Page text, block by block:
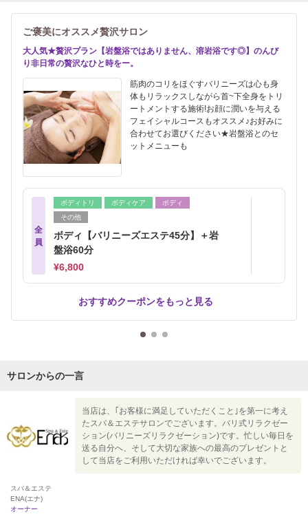
ご褒美にオススメ贅沢サロン
大人気★贅沢プラン【岩盤浴ではありません、溶岩浴です◎】のんび
り非日常の贅沢なひと時をー。
筋肉のコリをほぐすバリニーズは心も身
体もリラックスしながら首~下全身をトリ
ートメントする施術!お顔に潤いを与える
フェイシャルコースもオススメ♪お好みに
合わせてお選びください★岩盤浴とのセ
ットメニューも
全
員
ボディトリ ボディケア
ボディ
その他
ボディ【バリニーズエステ45分】＋岩
盤浴60分
¥6,800
おすすめクーポンをもっと見る
サロンからの一言
スパ＆エステ
ENA(エナ)
オーナー
当店は、｢お客様に満足していただくこと｣を第一に考え
たスパ＆エステサロンでございます。バリ式リラクゼー
ション(バリニーズリラクゼーション)です。忙しい毎日を
送る自分へ、そして大切な家族への最高のプレゼントと
して当店をご利用いただければ幸いでございます。